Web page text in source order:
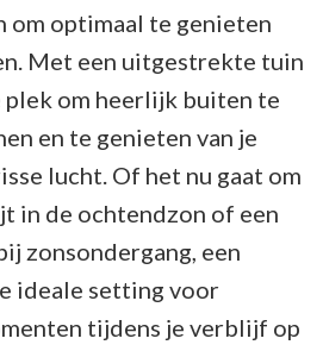
om optimaal te genieten
Met een uitgestrekte tuin
plek om heerlijk buiten te
en te genieten van je
lucht. Of het nu gaat om
in de ochtendzon of een
zonsondergang, een
ideale setting voor
tijdens je verblijf op